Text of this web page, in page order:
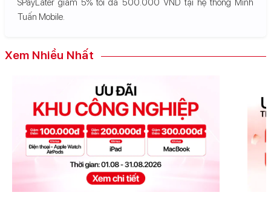
SPayLater giảm 5% tối đa 500.000 VND tại hệ thống Minh
Tuấn Mobile.
Xem Nhiều Nhất